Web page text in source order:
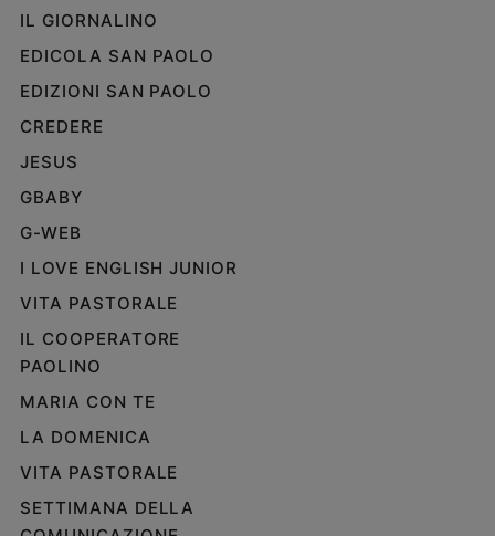
IL GIORNALINO
EDICOLA SAN PAOLO
EDIZIONI SAN PAOLO
CREDERE
JESUS
GBABY
G-WEB
I LOVE ENGLISH JUNIOR
VITA PASTORALE
IL COOPERATORE
PAOLINO
MARIA CON TE
LA DOMENICA
VITA PASTORALE
SETTIMANA DELLA